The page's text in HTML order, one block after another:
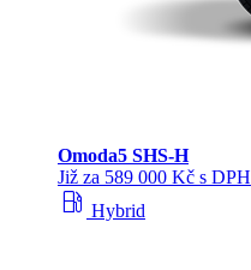
Omoda5 SHS‑H
Již za 589 000 Kč s DPH
local_gas_station Hybrid